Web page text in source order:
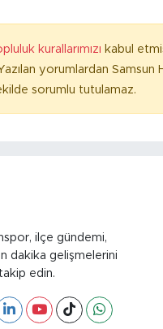
kurallarımızı kabul
yorumlardan Samsun
sorumlu tutulamaz.
ilçe gündemi,
dakika gelişmelerini
edin.